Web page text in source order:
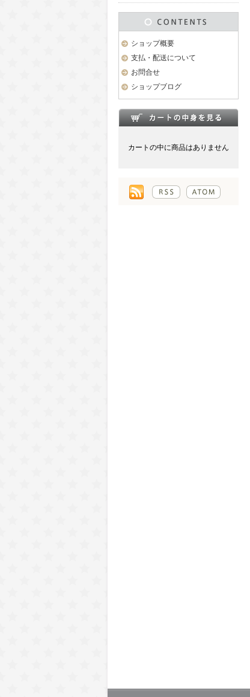
ショップ概要
支払・配送について
お問合せ
ショップブログ
カートの中に商品はありません